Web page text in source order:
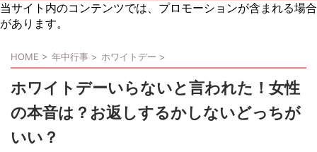
当サイト内のコンテンツでは、プロモーションが含まれる場合
があります。
HOME > 年中行事 > ホワイトデー >
ホワイトデーいらないと言われた！女性
の本音は？お返しするかしないどっちが
いい？